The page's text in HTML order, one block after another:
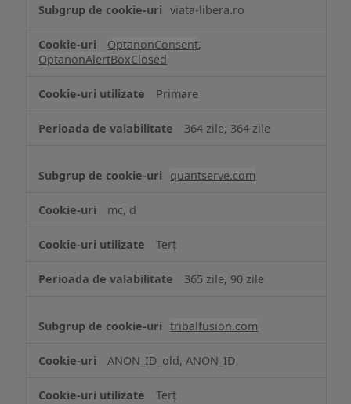
viata-libera.ro
OptanonConsent,
OptanonAlertBoxClosed
Primare
364 zile, 364 zile
quantserve.com
mc, d
Terț
365 zile, 90 zile
tribalfusion.com
ANON_ID_old, ANON_ID
Terț